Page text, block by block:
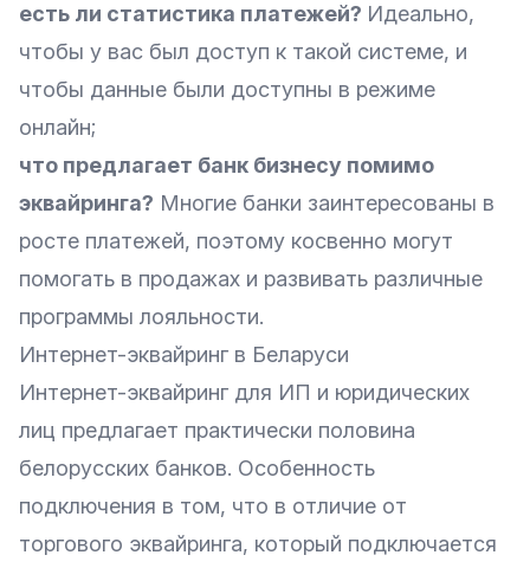
есть ли статистика платежей? Идеально,
чтобы у вас был доступ к такой системе, и
чтобы данные были доступны в режиме
онлайн;
что предлагает банк бизнесу помимо
эквайринга? Многие банки заинтересованы в
росте платежей, поэтому косвенно могут
помогать в продажах и развивать различные
программы лояльности.
Интернет-эквайринг в Беларуси
Интернет-эквайринг для ИП и юридических
лиц предлагает практически половина
белорусских банков. Особенность
подключения в том, что в отличие от
торгового эквайринга, который подключается